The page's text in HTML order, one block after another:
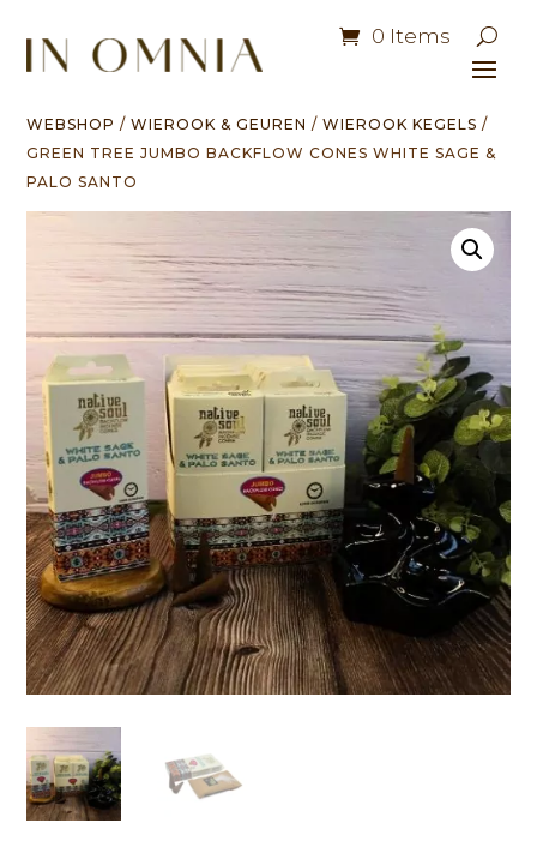
0 Items
WEBSHOP /WIEROOK & GEUREN /WIEROOK KEGELS /
GREEN TREE JUMBO BACKFLOW CONES WHITE SAGE &
PALO SANTO